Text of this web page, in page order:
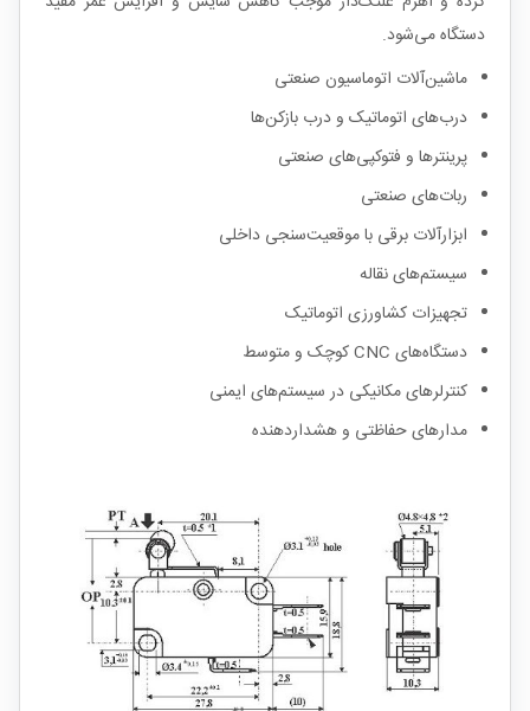
دستگاه می‌شود.
ماشین‌آلات اتوماسیون صنعتی
درب‌های اتوماتیک و درب‌ بازکن‌ها
پرینترها و فتوکپی‌های صنعتی
ربات‌های صنعتی
ابزارآلات برقی با موقعیت‌سنجی داخلی
سیستم‌های نقاله
تجهیزات کشاورزی اتوماتیک
دستگاه‌های CNC کوچک و متوسط
کنترلرهای مکانیکی در سیستم‌های ایمنی
مدارهای حفاظتی و هشداردهنده